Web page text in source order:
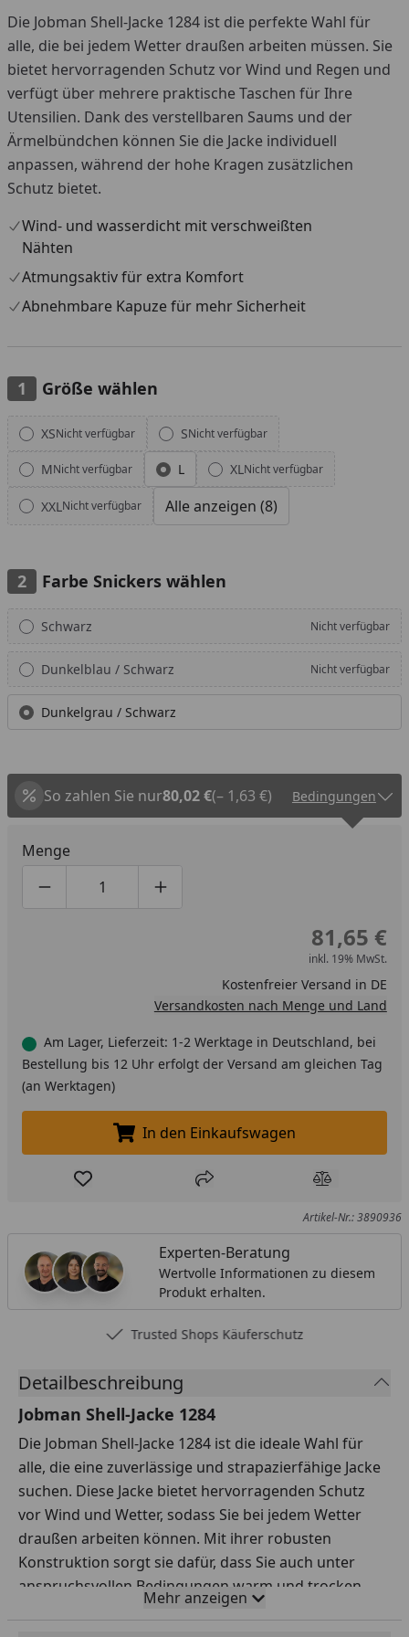
Die Jobman Shell-Jacke 1284 ist die perfekte Wahl für
alle, die bei jedem Wetter draußen arbeiten müssen. Sie
bietet hervorragenden Schutz vor Wind und Regen und
verfügt über mehrere praktische Taschen für Ihre
Utensilien. Dank des verstellbaren Saums und der
Ärmelbündchen können Sie die Jacke individuell
anpassen, während der hohe Kragen zusätzlichen
Schutz bietet.
Wind- und wasserdicht mit verschweißten
Nähten
Atmungsaktiv für extra Komfort
Abnehmbare Kapuze für mehr Sicherheit
Größe wählen
Alle anzeigen (8)
XSNicht verfügbar SNicht verfügbar
MNicht verfügbar L XLNicht verfügbar
XXL Nicht verfügbar Alle anzeigen (8)
Farbe Snickers wählen
Alle anzeigen (3)
Schwarz Nicht verfügbar
Dunkelblau / Schwarz Nicht verfügbar
Dunkelgrau / Schwarz
So zahlen Sie nur80,02 €(– 1,63 €) Bedingungen
Menge
Produktmenge um eins verringern
Produktmenge manuell eingeben
Produktmenge um eins erhöhen
81,65 €
inkl. 19% MwSt.
Kostenfreier Versand in DE
Versandkosten nach Menge und Land
Am Lager, Lieferzeit: 1-2 Werktage in Deutschland, bei
Bestellung bis 12 Uhr erfolgt der Versand am gleichen Tag
(an Werktagen)
In den Einkaufswagen legen
In den Einkaufswagen
Produkt zur Wunschliste hinzufügen
Teilen Produkt
Artikel-Nr.: 3890936
Experten-Beratung
Wertvolle Informationen zu diesem
Produkt erhalten.
Trusted Shops Käuferschutz
Detailbeschreibung
Jobman Shell-Jacke 1284
Die Jobman Shell-Jacke 1284 ist die ideale Wahl für
alle, die eine zuverlässige und strapazierfähige Jacke
suchen. Diese Jacke bietet hervorragenden Schutz
vor Wind und Wetter, sodass Sie bei jedem Wetter
draußen arbeiten können. Mit ihrer robusten
Konstruktion sorgt sie dafür, dass Sie auch unter
anspruchsvollen Bedingungen warm und trocken
bleiben. Die Shell-Jacke verfügt über mehrere
Mehr anzeigen